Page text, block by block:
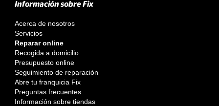
Información sobre Fix
Acerca de nosotros
Servicios
Reparar online
Recogida a domicilio
Presupuesto online
Seguimiento de reparación
Abre tu franquicia Fix
Preguntas frecuentes
Información sobre tiendas